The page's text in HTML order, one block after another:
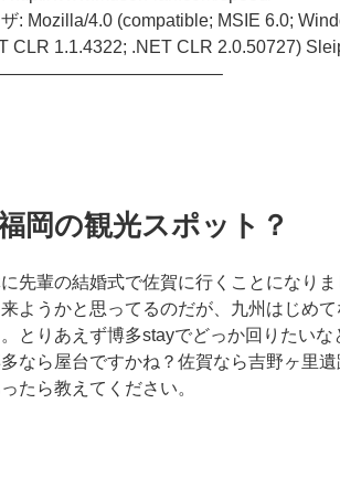
: Mozilla/4.0 (compatible; MSIE 6.0;
CLR 1.1.4322; .NET CLR 2.0.50727)
岡の観光スポット？
先輩の結婚式で佐賀に行くことになり
ようかと思ってるのだが、九州はじめ
とりあえず博多stayでどっか回りたいな
なら屋台ですかね？佐賀なら吉野ヶ里
たら教えてください。